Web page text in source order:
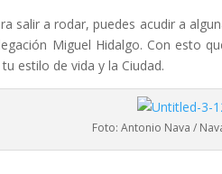
salir a rodar, puedes acudir a
Miguel Hidalgo. Con esto
estilo de vida y la Ciudad.
Foto: Antonio Nava /